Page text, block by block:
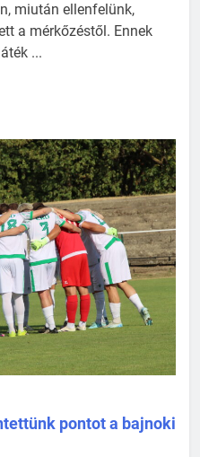
miután ellenfelünk,
a mérkőzéstől. Ennek
...
pontot a bajnoki